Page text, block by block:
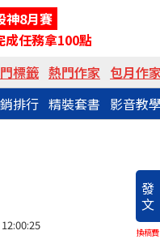
神8月賽
成任務拿100點
標籤 熱門作家 包月作
排行 精裝套書 影音教
發
文
換稿費
12:00:25